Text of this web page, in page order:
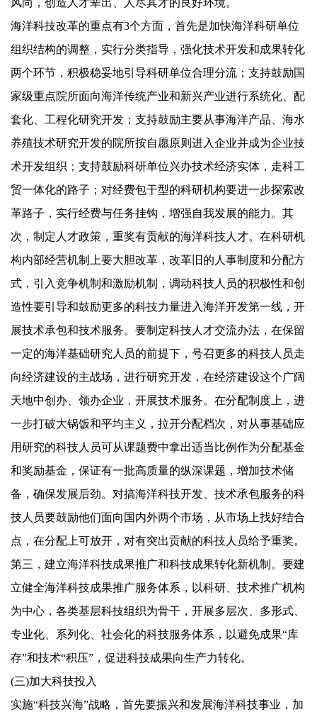
风尚，创造人才辈出、人尽其才的良好环境。
海洋科技改革的重点有3个方面，首先是加快海洋科研单位
组织结构的调整，实行分类指导，强化技术开发和成果转化
两个环节，积极稳妥地引导科研单位合理分流；支持鼓励国
家级重点院所面向海洋传统产业和新兴产业进行系统化、配
套化、工程化研究开发；支持鼓励主要从事海洋产品、海水
养殖技术研究开发的院所按自愿原则进入企业并成为企业技
术开发组织；支持鼓励科研单位兴办技术经济实体，走科工
贸一体化的路子；对经费包干型的科研机构要进一步探索改
革路子，实行经费与任务挂钩，增强自我发展的能力。其
次，制定人才政策，重奖有贡献的海洋科技人才。在科研机
构内部经营机制上要大胆改革，改革旧的人事制度和分配方
式，引入竞争机制和激励机制，调动科技人员的积极性和创
造性要引导和鼓励更多的科技力量进入海洋开发第一线，开
展技术承包和技术服务。要制定科技人才交流办法，在保留
一定的海洋基础研究人员的前提下，号召更多的科技人员走
向经济建设的主战场，进行研究开发，在经济建设这个广阔
天地中创办、领办企业，开展技术服务。在分配制度上，进
一步打破大锅饭和平均主义，拉开分配档次，对从事基础应
用研究的科技人员可从课题费中拿出适当比例作为分配基金
和奖励基金，保证有一批高质量的纵深课题，增加技术储
备，确保发展后劲。对搞海洋科技开发、技术承包服务的科
技人员要鼓励他们面向国内外两个市场，从市场上找好结合
点，在分配上可放开，对有突出贡献的科技人员给予重奖。
第三，建立海洋科技成果推广和科技成果转化新机制。要建
立健全海洋科技成果推广服务体系，以科研、技术推广机构
为中心，各类基层科技组织为骨干，开展多层次、多形式、
专业化、系列化、社会化的科技服务体系，以避免成果“库
存”和技术“积压”，促进科技成果向生产力转化。
(三)加大科技投入
实施“科技兴海”战略，首先要振兴和发展海洋科技事业，加